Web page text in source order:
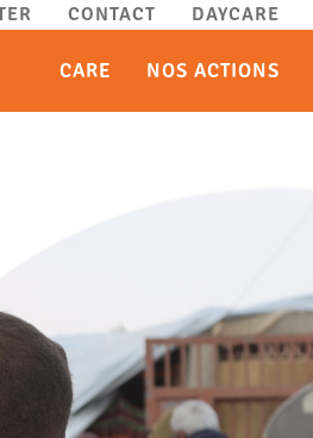
CONTACT DAYCARE
CARE NOS ACTIONS